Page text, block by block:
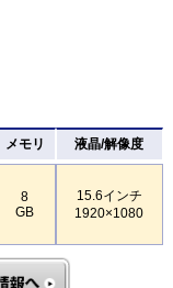
メモリ 液晶/解像度
8
GB
15.6インチ
1920×1080